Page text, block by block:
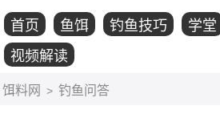
首页 鱼饵 钓鱼技巧 学堂
视频解读
饵料网 > 钓鱼问答